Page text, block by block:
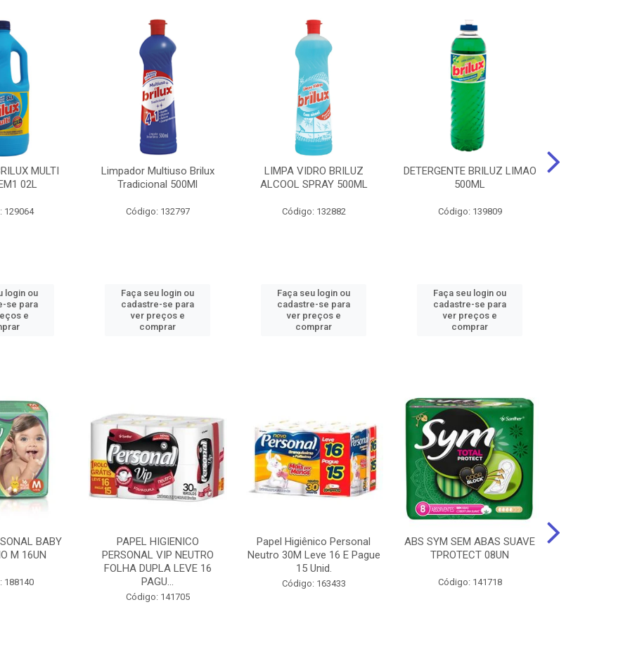
MULTI
02L
129064
login ou
se para
e
Limpador Multiuso Brilux
Tradicional 500Ml
Código: 132797
Faça seu login ou
cadastre-se para
ver preços e
comprar
LIMPA VIDRO BRILUZ
ALCOOL SPRAY 500ML
Código: 132882
Faça seu login ou
cadastre-se para
ver preços e
comprar
DETERGENTE BRILUZ LIMAO
500ML
Código: 139809
Faça seu login ou
cadastre-se para
ver preços e
comprar
BABY
M 16UN
188140
PAPEL HIGIENICO
PERSONAL VIP NEUTRO
FOLHA DUPLA LEVE 16
PAGU...
Código: 141705
Papel Higiênico Personal
Neutro 30M Leve 16 E Pague
15 Unid.
Código: 163433
ABS SYM SEM ABAS SUAVE
TPROTECT 08UN
Código: 141718